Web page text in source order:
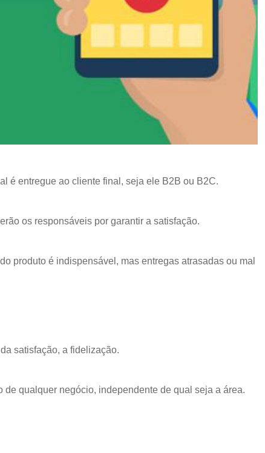
é entregue ao cliente final, seja ele B2B ou B2C.
os responsáveis por garantir a satisfação.
produto é indispensável, mas entregas atrasadas ou mal
satisfação, a fidelização.
qualquer negócio, independente de qual seja a área.